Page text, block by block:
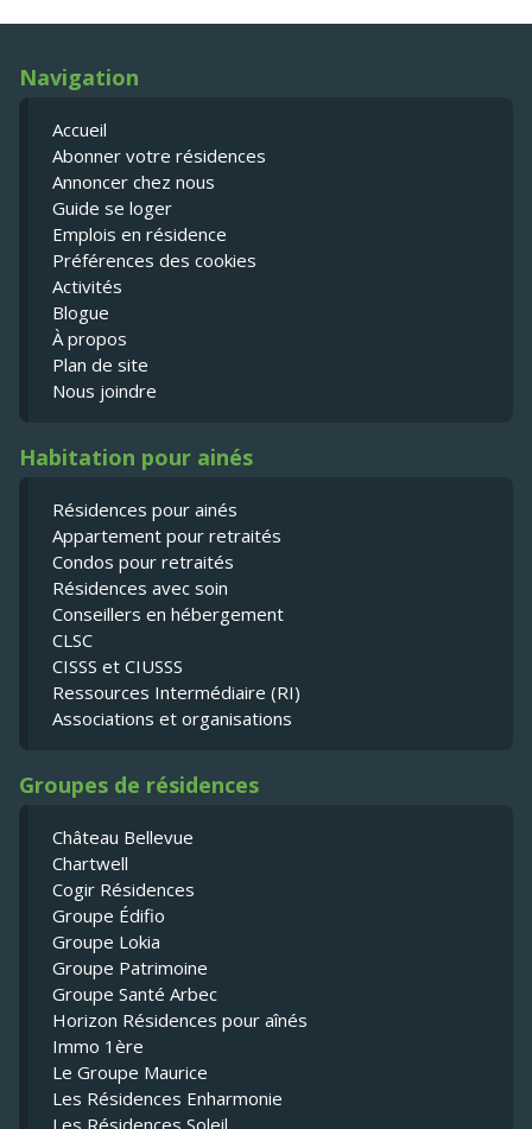
Navigation
Accueil
Abonner votre résidences
Annoncer chez nous
Guide se loger
Emplois en résidence
Préférences des cookies
Activités
Blogue
À propos
Plan de site
Nous joindre
Habitation pour ainés
Résidences pour ainés
Appartement pour retraités
Condos pour retraités
Résidences avec soin
Conseillers en hébergement
CLSC
CISSS et CIUSSS
Ressources Intermédiaire (RI)
Associations et organisations
Groupes de résidences
Château Bellevue
Chartwell
Cogir Résidences
Groupe Édifio
Groupe Lokia
Groupe Patrimoine
Groupe Santé Arbec
Horizon Résidences pour aînés
Immo 1ère
Le Groupe Maurice
Les Résidences Enharmonie
Les Résidences Soleil